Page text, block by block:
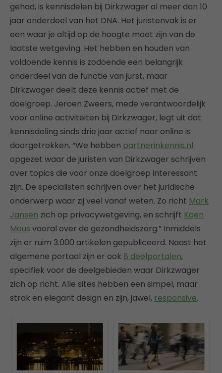
gehad, is kennisdelen bij Dirkzwager al meer dan 10
jaar onderdeel van het DNA. Het juristenvak is er
een waar je altijd op de hoogte moet zijn van de
laatste wetgeving. Het hebben en houden van
voldoende kennis is zodoende een belangrijk
onderdeel van de functie van jurst, maar
Dirkzwager deelt deze kennis actief met de
doelgroep. Jeroen Zweers, mede verantwoordelijk
voor online activiteiten bij Dirkzwager, legt uit dat
kennisdeling sinds drie jaar actief naar online is
doorgetrokken. “We hebben partnerinkennis.nl
opgezet waar de juristen van Dirkzwager schrijven
over topics die voor onze doelgroep interessant
zijn. De specialisten schrijven over het juridische
onderwerp waar zij veel vanaf weten. Zo richt Mark
Jansen zich op privacywetgeving, en schrijft Koen
Mous vooral over de gezondheidszorg.” Inmiddels
zijn er ruim 3.000 artikelen gepubliceerd. Naast het
algemene portaal zijn er ook 8 deelportalen,
specifiek voor de deelgebieden waar Dirkzwager
zich op richt. Alle sites hebben een simpel, maar
strak en elegant design en zijn, jawel, responsive.